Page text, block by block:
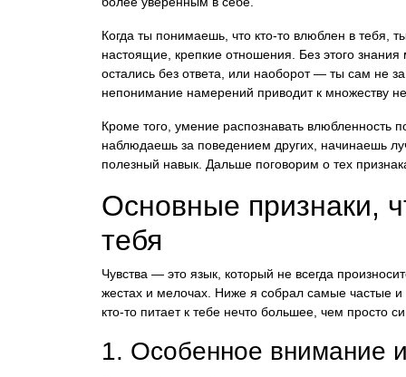
Когда ты понимаешь, что кто-то влюблен в тебя,
настоящие, крепкие отношения. Без этого знания
остались без ответа, или наоборот — ты сам не
непонимание намерений приводит к множеству
Кроме того, умение распознавать влюбленность
наблюдаешь за поведением других, начинаешь
полезный навык. Дальше поговорим о тех
Основные признаки,
тебя
Чувства — это язык, который не всегда
жестах и мелочах. Ниже я собрал самые частые и
кто-то питает к тебе нечто большее, чем просто
1. Особенное внимание